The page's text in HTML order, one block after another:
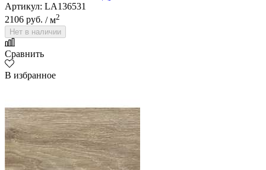
Артикул: LA136531
2106 руб. / м2
Нет в наличии
Сравнить
В избранное